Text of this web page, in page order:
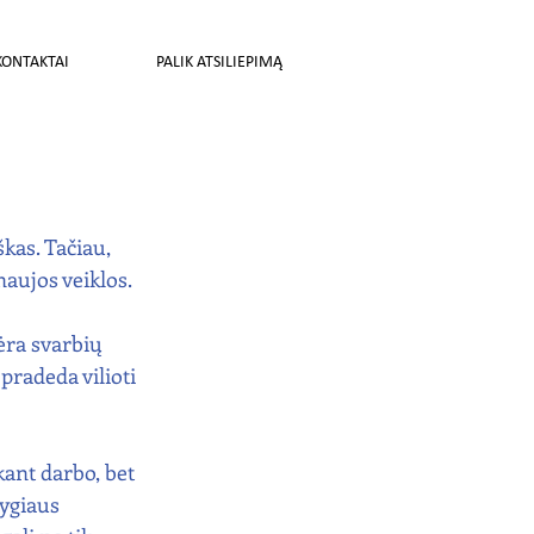
PALIK ATSILIEPIMĄ
Tačiau,
veiklos.
svarbių
vilioti
darbo, bet